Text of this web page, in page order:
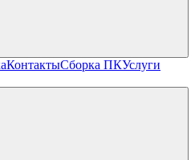
КонтактыСборка ПКУслуги